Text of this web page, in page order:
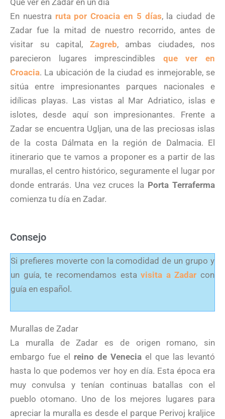
Qué ver en Zadar en un día
En nuestra ruta por Croacia en 5 días, la ciudad de
Zadar fue la mitad de nuestro recorrido, antes de
visitar su capital, Zagreb, ambas ciudades, nos
parecieron lugares imprescindibles que ver en
Croacia. La ubicación de la ciudad es inmejorable, se
sitúa entre impresionantes parques nacionales e
idílicas playas. Las vistas al Mar Adriatico, islas e
islotes, desde aquí son impresionantes. Frente a
Zadar se encuentra Ugljan, una de las preciosas islas
de la costa Dálmata en la región de Dalmacia. El
itinerario que te vamos a proponer es a partir de las
murallas, el centro histórico, seguramente el lugar por
donde entrarás. Una vez cruces la Porta Terraferma
comienza tu día en Zadar.
Consejo
Si prefieres moverte con la comodidad de un grupo y
un guía, te recomendamos estavisita a Zadar con
guía en español.
Murallas de Zadar
La muralla de Zadar es de origen romano, sin
embargo fue el reino de Venecia el que las levantó
hasta lo que podemos ver hoy en día. Esta época era
muy convulsa y tenían continuas batallas con el
pueblo otomano. Uno de los mejores lugares para
apreciar la muralla es desde el parque Perivoj kraljice